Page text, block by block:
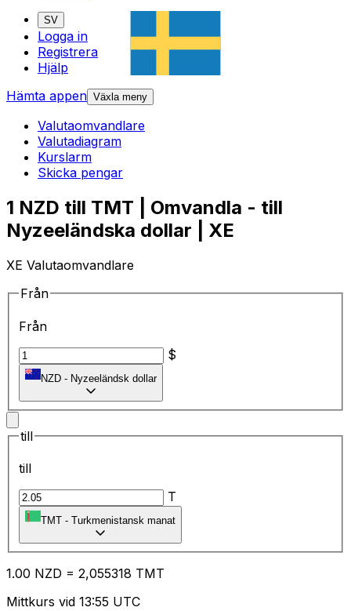
SV
Logga in
Registrera
Hjälp
Hämta appen Växla meny
Valutaomvandlare
Valutadiagram
Kurslarm
Skicka pengar
1 NZD till TMT | Omvandla - till
Nyzeeländska dollar | XE
XE Valutaomvandlare
Från
Från
$
NZD - Nyzeeländsk dollar
till
till
T
TMT - Turkmenistansk manat
1.00 NZD = 2,055318 TMT
Mittkurs vid 13:55 UTC